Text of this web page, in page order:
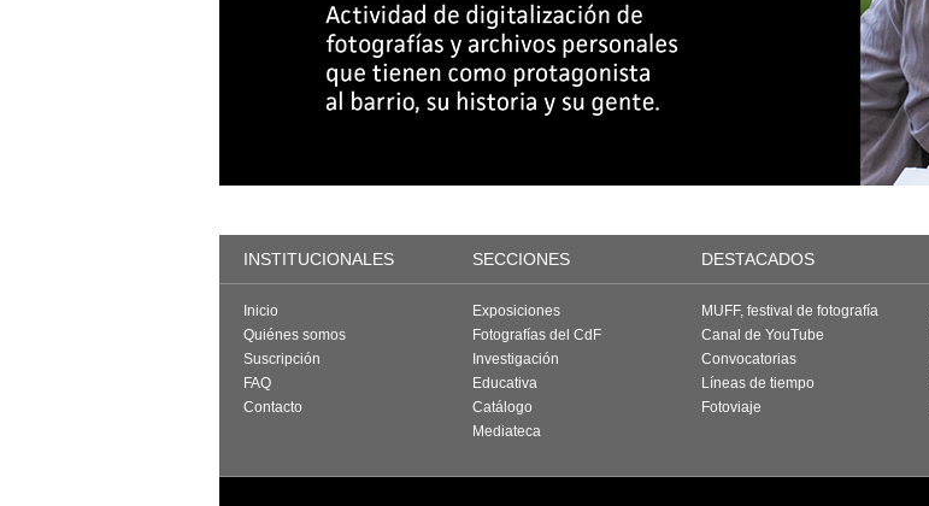
INSTITUCIONALES SECCIONES DESTACADOS
Inicio
Quiénes somos
Suscripción
FAQ
Contacto
Exposiciones
Fotografías del CdF
Investigación
Educativa
Catálogo
Mediateca
MUFF, festival de fotografía
Canal de YouTube
Convocatorias
Líneas de tiempo
Fotoviaje